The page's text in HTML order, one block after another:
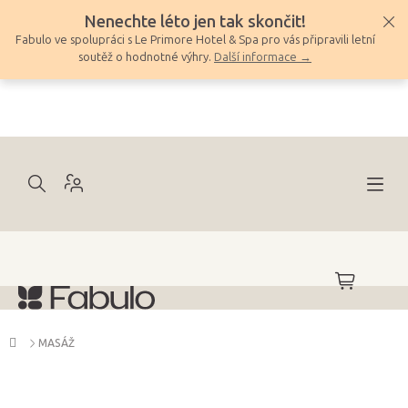
obsah
Nenechte léto jen tak skončit!
Fabulo ve spolupráci s Le Primore Hotel & Spa pro vás připravili letní
soutěž o hodnotné výhry. Další informace →
NÁKUPNÍ
KOŠÍK
Domů
MASÁŽ